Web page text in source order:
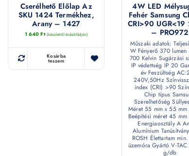
Cserélhető Előlap Az
SKU 1424 Termékhez,
Arany – 1427
1 640Ft (készletről érdeklődjön)
Kosárba
teszem
4W LED
Fehér Samsung
CRI>90
– PRO972
Műszaki adatok:
W Fényerő 370
700 Kelvin Sugárzási
IP védettség IP 20
év Feszültség
240V,50Hz
index (CRI) >90
Chip típus
Szerelhetőség
Méret 55 mm x 55 mm
Beépítési méret 45
Energiaosztály A
Alumínium
ROSH Élettartam
üzemóra Gyártó V-
g/db